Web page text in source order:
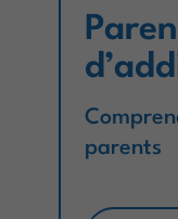
parents